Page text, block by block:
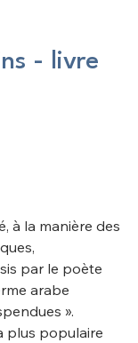
- livre
à la manière des
par le poète
arabe
».
plus populaire